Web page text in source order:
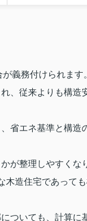
義務付けられます。
、従来よりも構造
省エネ基準と構造
が整理しやすくな
造住宅であって
ついても、計算に